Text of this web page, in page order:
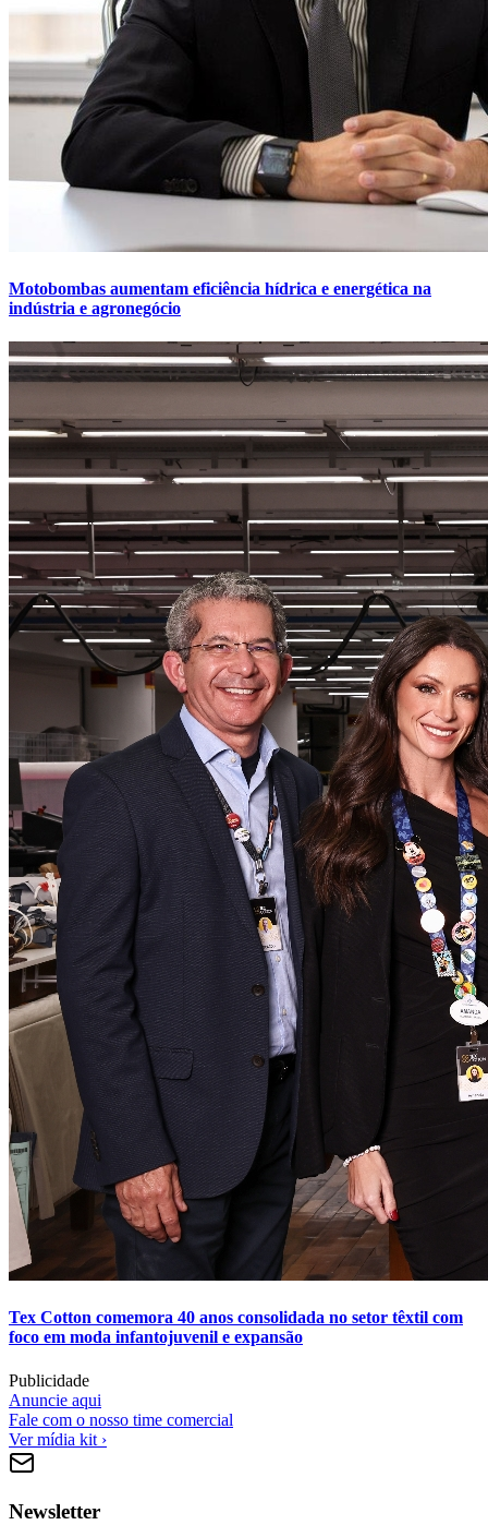
Motobombas aumentam eficiência hídrica e energética na
indústria e agronegócio
Tex Cotton comemora 40 anos consolidada no setor têxtil com
foco em moda infantojuvenil e expansão
Publicidade
Anuncie aqui
Fale com o nosso time comercial
Ver mídia kit ›
Newsletter